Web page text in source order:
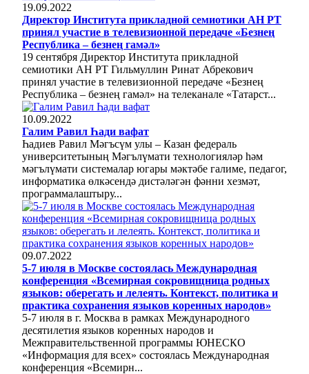
19.09.2022
Директор Института прикладной семиотики АН РТ
принял участие в телевизионной передаче «Безнең
Республика – безнең гамәл»
19 сентября Директор Института прикладной
семиотики АН РТ Гильмуллин Ринат Абрекович
принял участие в телевизионной передаче «Безнең
Республика – безнең гамәл» на телеканале «Татарст...
10.09.2022
Галим Равил Һади вафат
Һадиев Равил Мәгъсүм улы – Казан федераль
университетының Мәгълүмати технологияләр һәм
мәгълүмати системалар югары мәктәбе галиме, педагог,
информатика өлкәсендә дистәләгән фәнни хезмәт,
программалаштыру...
09.07.2022
5-7 июля в Москве состоялась Международная
конференция «Всемирная сокровищница родных
языков: оберегать и лелеять. Контекст, политика и
практика сохранения языков коренных народов»
5-7 июля в г. Москва в рамках Международного
десятилетия языков коренных народов и
Межправительственной программы ЮНЕСКО
«Информация для всех» состоялась Международная
конференция «Всемирн...